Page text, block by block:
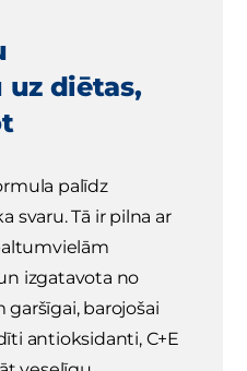
diētas,
palīdz
svaru. Tā ir pilna ar
izgatavota no
barojošai
antioksidanti, C+E